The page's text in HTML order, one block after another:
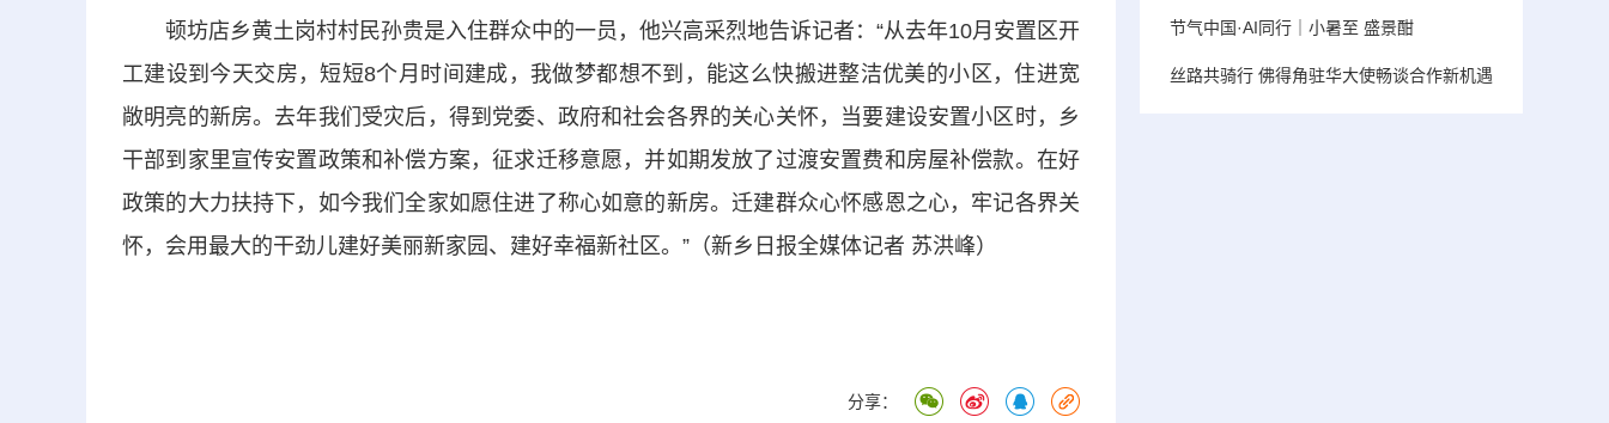
顿坊店乡黄土岗村村民孙贵是入住群众中的一员，他兴高采烈地告诉记者：“从去年10月安置区开
工建设到今天交房，短短8个月时间建成，我做梦都想不到，能这么快搬进整洁优美的小区，住进宽
敞明亮的新房。去年我们受灾后，得到党委、政府和社会各界的关心关怀，当要建设安置小区时，乡
干部到家里宣传安置政策和补偿方案，征求迁移意愿，并如期发放了过渡安置费和房屋补偿款。在好
政策的大力扶持下，如今我们全家如愿住进了称心如意的新房。迁建群众心怀感恩之心，牢记各界关
怀，会用最大的干劲儿建好美丽新家园、建好幸福新社区。”（新乡日报全媒体记者 苏洪峰）
分享：
节气中国·AI同行｜小暑至 盛景酣
丝路共骑行 佛得角驻华大使畅谈合作新机遇